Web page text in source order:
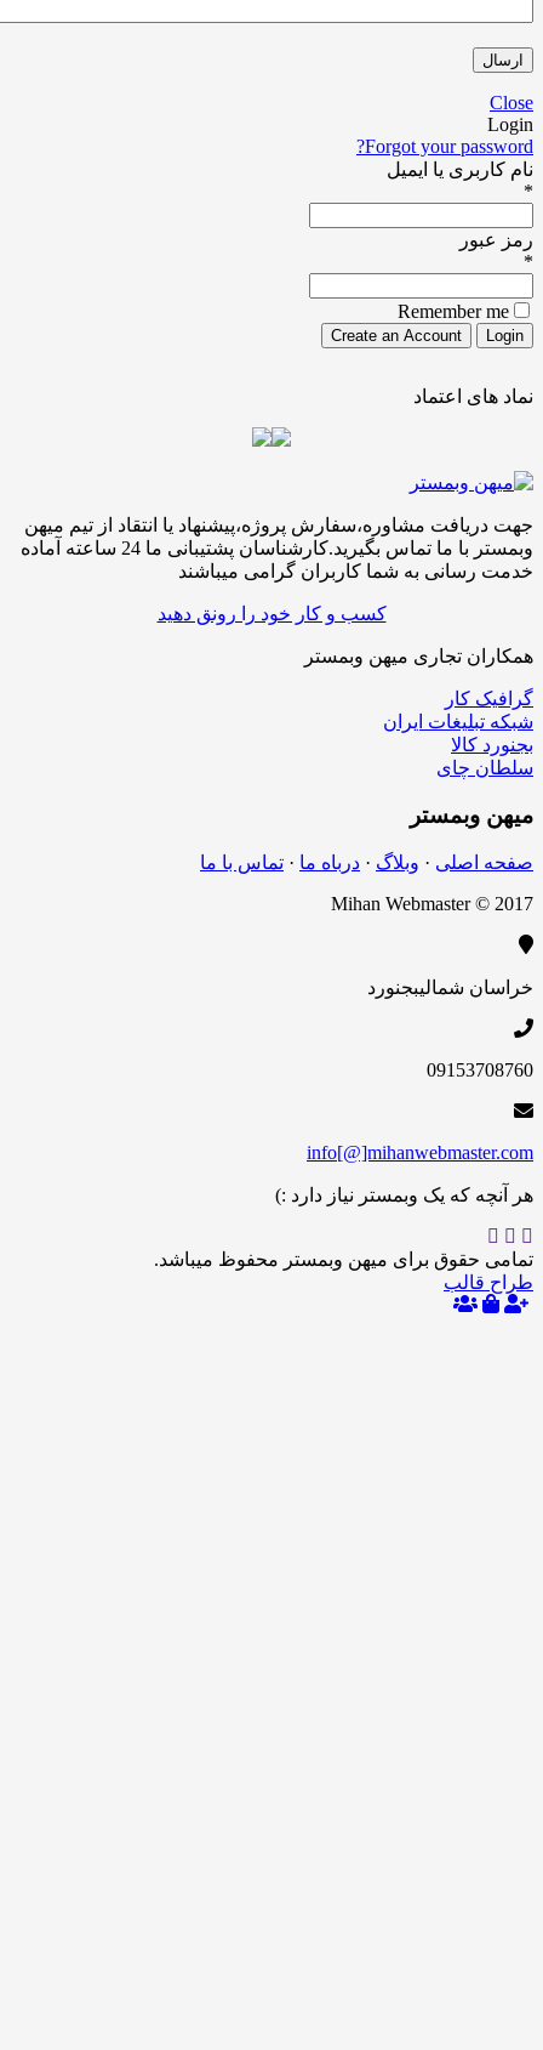
Forgot your
یا ایمیل
اعتماد
مشاوره،سفارش پروژه،پیشنهاد یا انتقاد از تیم میهن
وبمستر با ما تماس بگیرید.کارشناسان پشتیبانی ما 24 ساعته آماده
به شما کاربران گرامی میباشند
کسب و کار خود را رونق دهید
تجاری میهن وبمستر
ایران
چای
وبمستر
· وبلاگ · درباه ما · تماس با ما
Mihan Webmaster
شمالیبجنورد
که یک وبمستر نیاز دارد :)
برای میهن وبمستر محفوظ میباشد.